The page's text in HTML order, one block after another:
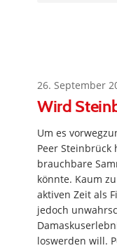
26. September
Wird
Um es
Peer
brauchbare
könnte. Kaum
aktiven Zeit als
jedoch
loswerden will.